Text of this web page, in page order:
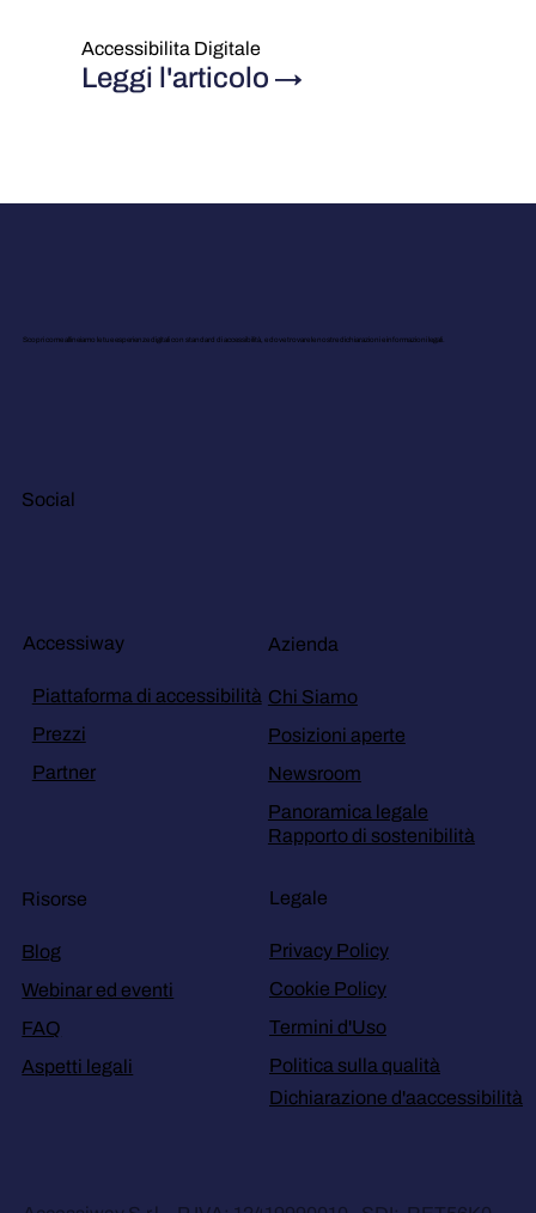
Accessibilita Digitale
Leggi l'articolo →
Scopri come allineiamo le tue esperienze digitali con standard di accessibilità, e dove trovare le nostre dichiarazioni e informazioni legali.
Social
Accessiway
Piattaforma di accessibilità
Prezzi
Partner
Azienda
Chi Siamo
Posizioni aperte
Newsroom
Panoramica legale
Rapporto di sostenibilità
Risorse
Blog
Webinar ed eventi
FAQ
Aspetti legali
Legale
Privacy Policy
Cookie Policy
Termini d'Uso
Politica sulla qualità
Dichiarazione d'aaccessibilità